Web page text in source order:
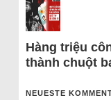
Hàng triệu
thành chuột
NEUESTE